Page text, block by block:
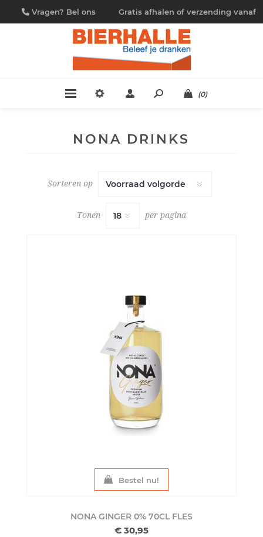
Vragen? Bel ons
09/230.88.44
Gratis afhalen of verzending vanaf
€ 4,95
(0)
NONA DRINKS
Sorteren op
Tonen per pagina
Bestel nu!
NONA GINGER 0% 70CL FLES
€ 30,95